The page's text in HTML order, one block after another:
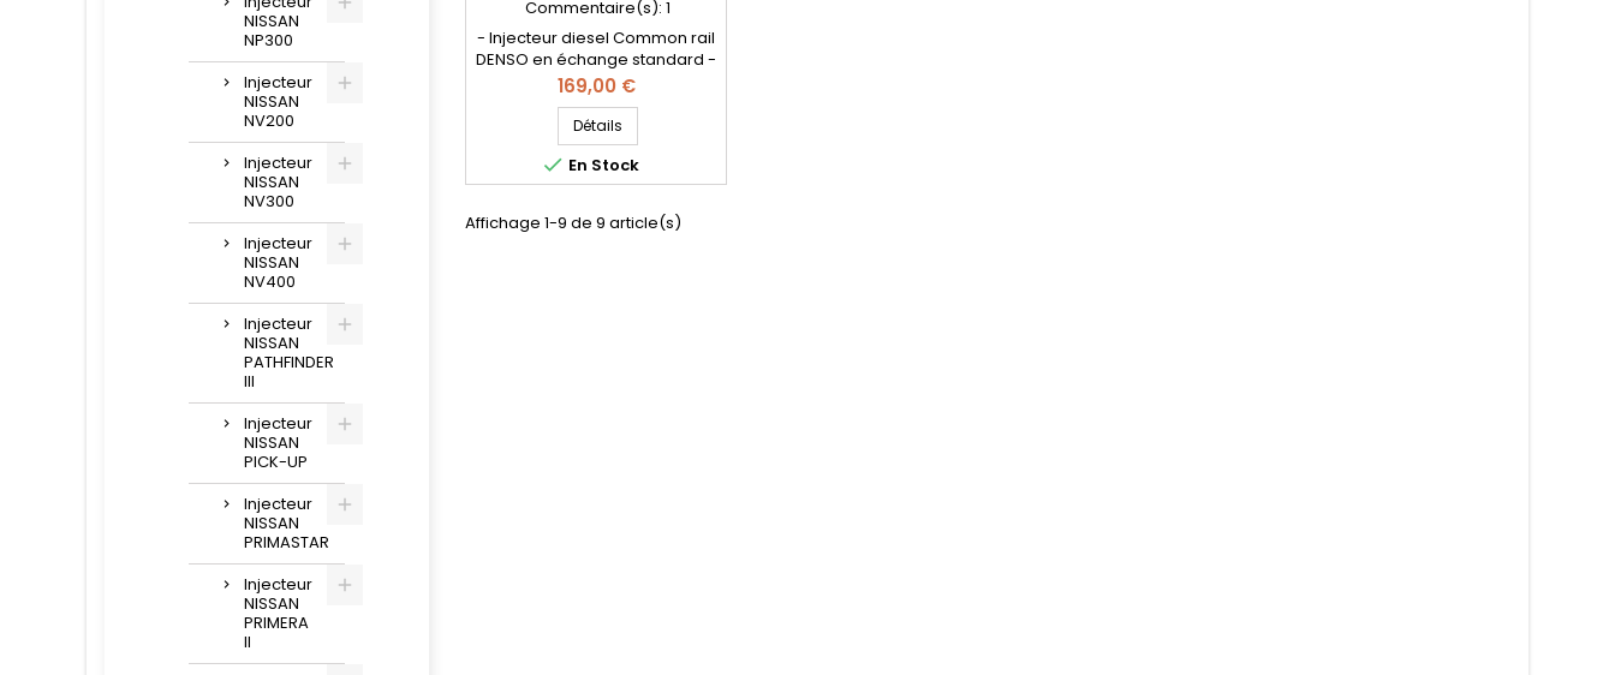
NISSAN
NP300
Injecteur
NISSAN
NV200
Injecteur
NISSAN
NV300
Injecteur
NISSAN
NV400
Injecteur
NISSAN
PATHFINDER
III
Injecteur
NISSAN
PICK-UP
Injecteur
NISSAN
PRIMASTAR
Injecteur
NISSAN
PRIMERA
II
Commentaire(s): 1
- Injecteur diesel Common rail
DENSO en échange standard -
Pièce d’origine et garantie -
Référence
compatible: DCRI301060
, 16600-3XN0A , 166003XN0A
, 295050-1060 , 2950501060 -
Pour motorisation Nissan 2.5
Prix
169,00 €
Détails
 En Stock
Affichage 1-9 de 9 article(s)